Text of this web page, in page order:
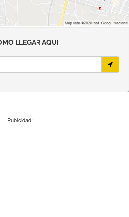
LLEGAR AQUÍ
Publicidad: